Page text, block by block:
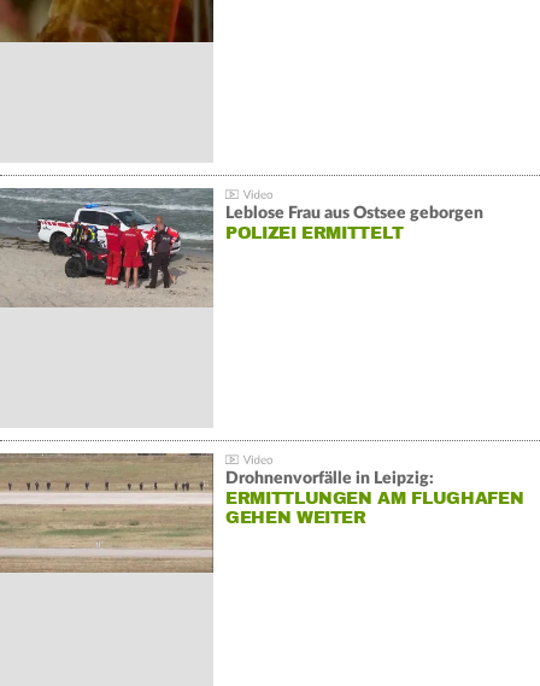
Leblose Frau aus Ostsee geborgen
POLIZEI ERMITTELT
Drohnenvorfälle in Leipzig:
ERMITTLUNGEN AM FLUGHAFEN
GEHEN WEITER